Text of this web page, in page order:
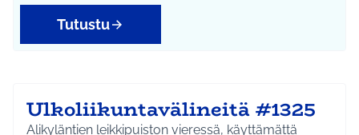
Tutustu
Ulkoliikuntavälineitä #1325
Alikyläntien leikkipuiston vieressä, käyttämättä